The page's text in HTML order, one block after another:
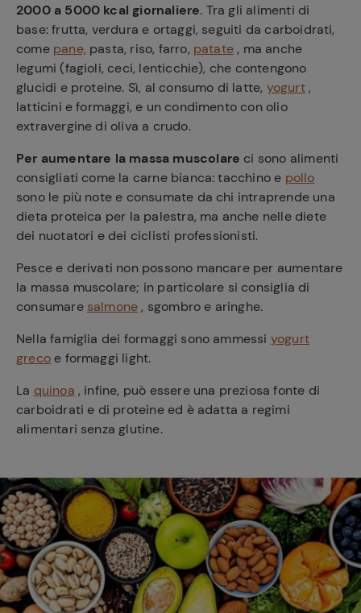
2000 a 5000 kcal giornaliere. Tra gli alimenti di
base: frutta, verdura e ortaggi, seguiti da carboidrati,
come pane, pasta, riso, farro, patate, ma anche
legumi (fagioli, ceci, lenticchie), che contengono
glucidi e proteine. Sì, al consumo di latte, yogurt,
latticini e formaggi, e un condimento con olio
extravergine di oliva a crudo.
Per aumentare la massa muscolare ci sono alimenti
consigliati come la carne bianca: tacchino e pollo
sono le più note e consumate da chi intraprende una
dieta proteica per la palestra, ma anche nelle diete
dei nuotatori e dei ciclisti professionisti.
Pesce e derivati non possono mancare per aumentare
la massa muscolare; in particolare si consiglia di
consumare salmone, sgombro e aringhe.
Nella famiglia dei formaggi sono ammessi yogurt
grecoe formaggi light.
La quinoa , infine, può essere una preziosa fonte di
carboidrati e di proteine ed è adatta a regimi
alimentari senza glutine.